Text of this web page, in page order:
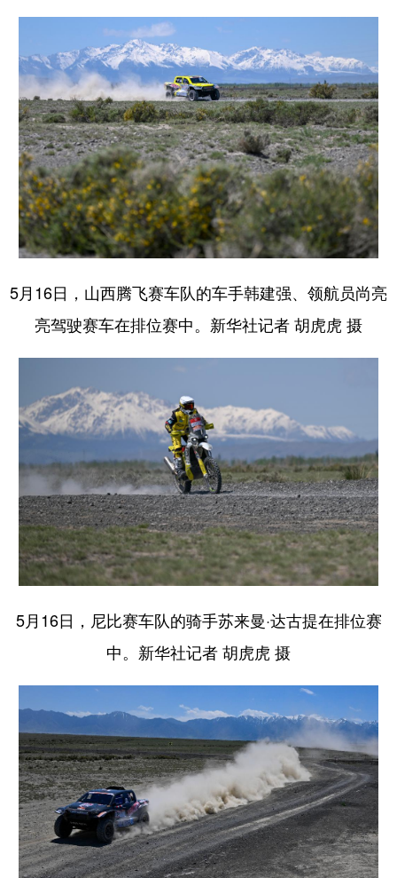
5月16日，山西腾飞赛车队的车手韩建强、领航员尚亮
亮驾驶赛车在排位赛中。新华社记者 胡虎虎 摄
5月16日，尼比赛车队的骑手苏来曼·达古提在排位赛
中。新华社记者 胡虎虎 摄